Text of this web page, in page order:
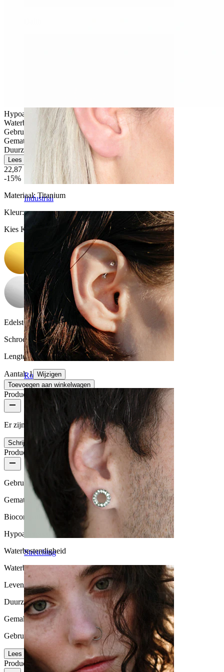
Industrial
Rook
Stretching
Hypoallergeen
Waterbestendig
Gebruikersvriendelijk
Gematigd gebruik
Duurzaam
Lees meer
22,87 €
26,90 €
-15%
Materiaal:Titanium
Kleur:
Kies Kleur
Edelsteen kleur:Transparant
Schroefdraad dikte:1 mm
Lengte:6 mm
Aantal: 1 Wijzigen
Toevoegen aan winkelwagen
Productbeoordelingen
Er zijn nog geen reviews voor dit product
Schrijf een review
Productkwaliteit
Gebruikshoeveelheid
Gematigd gebruik
Biocompatibiliteit
Hypoallergeen
Waterbestendigheid
Waterbestendig
Levensduur
Duurzaam
Gemak van gebruik
Gebruikersvriendelijk
Lees meer
Productdetails